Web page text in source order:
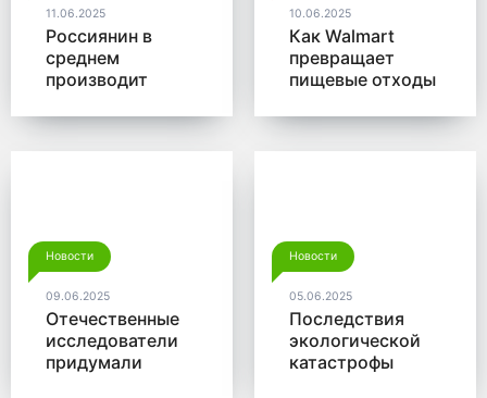
11.06.2025
Россиянин в
среднем
производит
мусора в год
10.06.2025
Как Walmart
превращает
пищевые отходы
Новости
09.06.2025
Отечественные
исследователи
придумали
Новости
05.06.2025
Последствия
экологической
катастрофы